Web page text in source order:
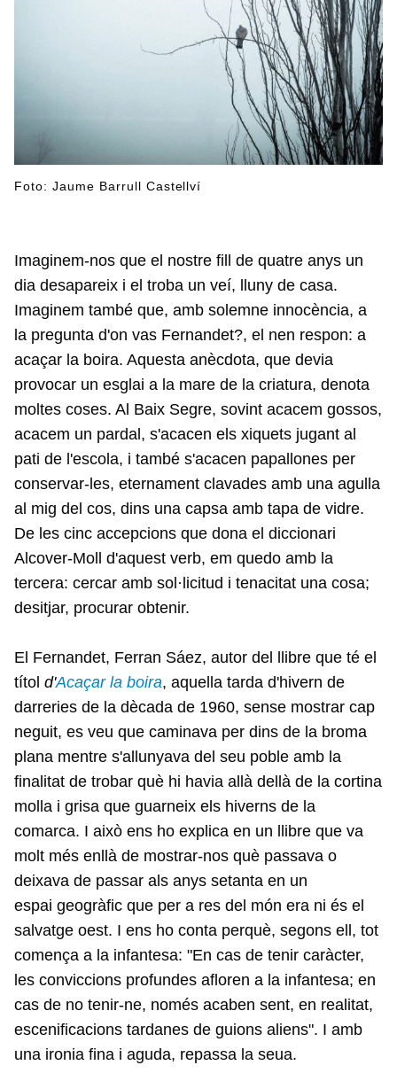
Foto: Jaume Barrull Castellví
Imaginem-nos que el nostre fill de quatre anys un
dia desapareix i el troba un veí, lluny de casa.
Imaginem també que, amb solemne innocència, a
la pregunta d'on vas Fernandet?, el nen respon: a
acaçar la boira. Aquesta anècdota, que devia
provocar un esglai a la mare de la criatura, denota
moltes coses. Al Baix Segre, sovint acacem gossos,
acacem un pardal, s'acacen els xiquets jugant al
pati de l'escola, i també s'acacen papallones per
conservar-les, eternament clavades amb una agulla
al mig del cos, dins una capsa amb tapa de vidre.
De les cinc accepcions que dona el diccionari
Alcover-Moll d'aquest verb, em quedo amb la
tercera: cercar amb sol·licitud i tenacitat una cosa;
desitjar, procurar obtenir.
El Fernandet, Ferran Sáez, autor del llibre que té el
títol d'Acaçar la boira, aquella tarda d'hivern de
darreries de la dècada de 1960, sense mostrar cap
neguit, es veu que caminava per dins de la broma
plana mentre s'allunyava del seu poble amb la
finalitat de trobar què hi havia allà dellà de la cortina
molla i grisa que guarneix els hiverns de la
comarca. I això ens ho explica en un llibre que va
molt més enllà de mostrar-nos què passava o
deixava de passar als anys setanta en un
espai geogràfic que per a res del món era ni és el
salvatge oest. I ens ho conta perquè, segons ell, tot
comença a la infantesa: "En cas de tenir caràcter,
les conviccions profundes afloren a la infantesa; en
cas de no tenir-ne, només acaben sent, en realitat,
escenificacions tardanes de guions aliens". I amb
una ironia fina i aguda, repassa la seua.